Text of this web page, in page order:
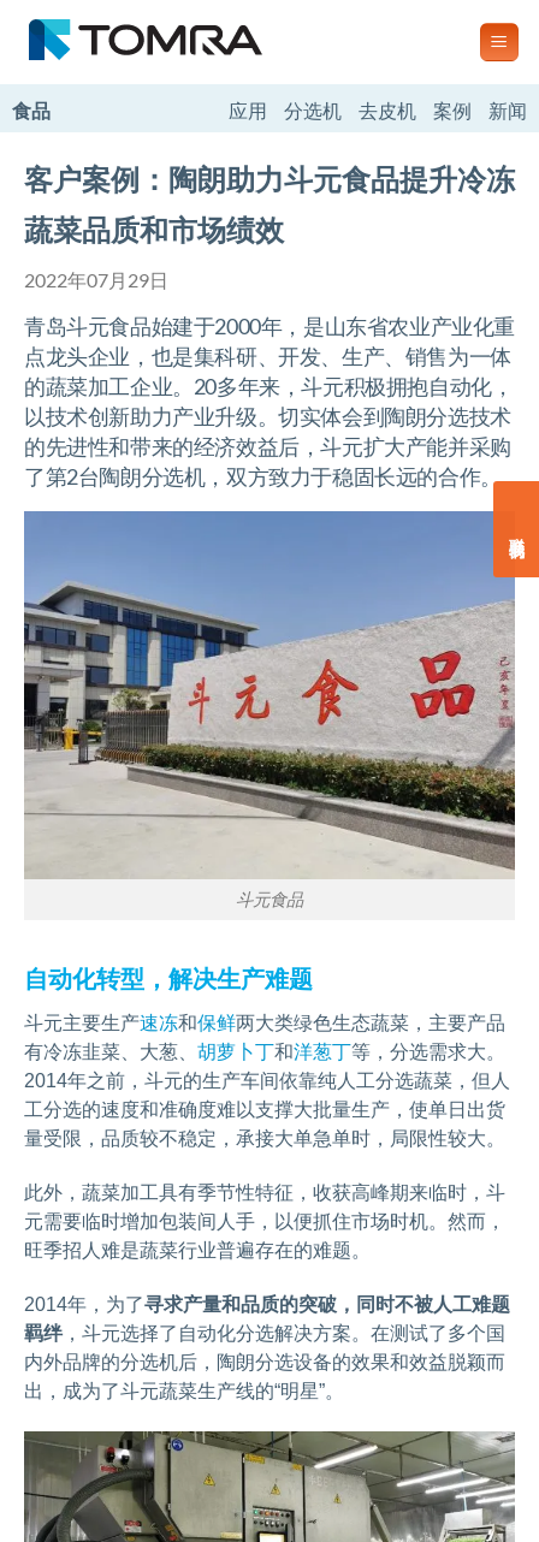
容食品 应用 分选机 去皮机 案例 新闻
客户案例：陶朗助力斗元食品提升冷冻
蔬菜品质和市场绩效
2022年07月29日
青岛斗元食品始建于2000年，是山东省农业产业化重
点龙头企业，也是集科研、开发、生产、销售为一体
的蔬菜加工企业。20多年来，斗元积极拥抱自动化，
以技术创新助力产业升级。切实体会到陶朗分选技术
的先进性和带来的经济效益后，斗元扩大产能并采购
了第2台陶朗分选机，双方致力于稳固长远的合作。
斗元食品
自动化转型，解决生产难题
斗元主要生产速冻和保鲜两大类绿色生态蔬菜，主要产品
有冷冻韭菜、大葱、 胡萝卜丁和洋葱丁等，分选需求大。
2014年之前，斗元的生产车间依靠纯人工分选蔬菜，但人
工分选的速度和准确度难以支撑大批量生产，使单日出货
量受限，品质较不稳定，承接大单急单时，局限性较大。
此外，蔬菜加工具有季节性特征，收获高峰期来临时，斗
元需要临时增加包装间人手，以便抓住市场时机。然而，
旺季招人难是蔬菜行业普遍存在的难题。
2014年，为了寻求产量和品质的突破，同时不被人工难题
羁绊，斗元选择了自动化分选解决方案。在测试了多个国
内外品牌的分选机后，陶朗分选设备的效果和效益脱颖而
出，成为了斗元蔬菜生产线的“明星”。